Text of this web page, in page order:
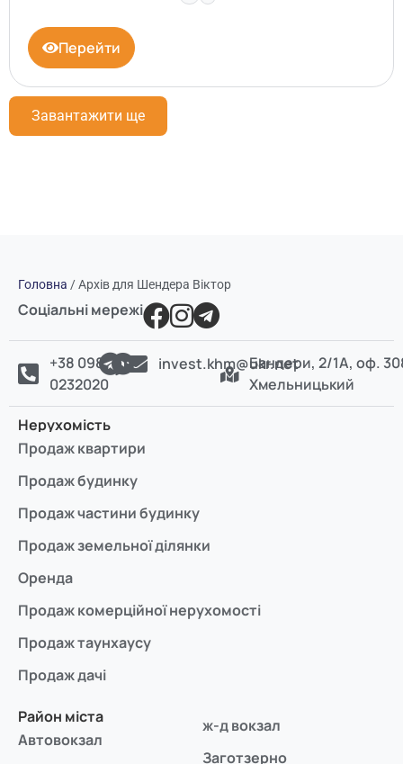
Перейти
Завантажити ще
Головна /Архів для Шендера Віктор
Соціальні мережі
+38 098
0232020
invest.khm@ukr.netБандери, 2/1А, оф.
Хмельницький
Нерухомість
Продаж квартири
Продаж будинку
Продаж частини будинку
Продаж земельної ділянки
Оренда
Продаж комерційної нерухомості
Продаж таунхаусу
Продаж дачі
Район міста
Автовокзал
ж-д вокзал
Заготзерно